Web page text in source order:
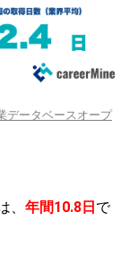
データベースオープ
、 年間10.8日 で